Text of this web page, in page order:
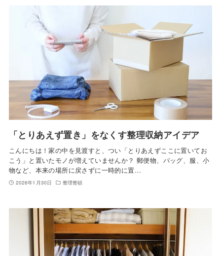
「とりあえず置き」をなくす整理収納アイデア
こんにちは！家の中を見渡すと、つい「とりあえずここに置いてお
こう」と置いたモノが増えていませんか？ 郵便物、バッグ、服、小
物など、本来の場所に戻さずに一時的に置…
2026年1月30日 整理整頓